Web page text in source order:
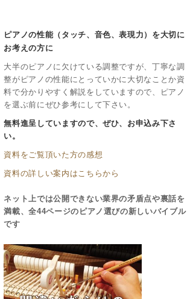
ピアノの性能（タッチ、音色、表現力）を大切に
お考えの方に
大半のピアノに欠けている調整ですが、丁寧な調
整がピアノの性能にとっていかに大切なことか資
料で分かりやすく解説をしていますので、ピアノ
を選ぶ前にぜひ参考にして下さい。
無料進呈していますので、ぜひ、お申込み下さ
い。
資料をご覧頂いた方の感想
資料の詳しい案内はこちらから
ネット上では公開できない業界の矛盾点や裏話を
満載、全44ページのピアノ選びの新しいバイブル
です